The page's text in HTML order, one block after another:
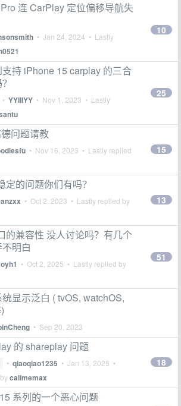
连 CarPlay 定位偏移导航失
• Jan 24, 2024 • Lastly
10
持 iPhone 15 carplay 的三合
• YYIIIYY • Nov 1, 2023 • Lastly
25
问题请教
• Nov 16, 2023 • Lastly replied
15
定的问题你们有吗？
• Oct 2, 2023 • Lastly replied by 13
的兼容性 没人讨论吗？有几个
明白
• Oct 2, 2025 • Lastly replied by
51
显示泛白 ( tvOS, watchOS,
• Sep 20, 2023
的 shareplay 问题
• qiaoqiao1235 • Jan 13, 2025 •
callmemax
18
系列的一个恶心问题